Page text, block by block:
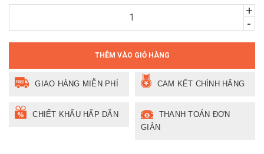
+
-
THÊM VÀO GIỎ HÀNG
GIAO HÀNG MIỄN PHÍ CAM KẾT CHÍNH HÃNG
CHIẾT KHẤU HẤP DẪN
THANH TOÁN ĐƠN
GIẢN